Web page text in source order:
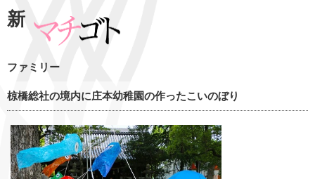
新
ファミリー
椋橋総社の境内に庄本幼稚園の作ったこいのぼり